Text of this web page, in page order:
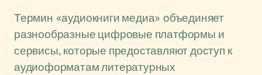
Термин «аудиокниги медиа» объединяет
разнообразные цифровые платформы и
сервисы, которые предоставляют доступ к
аудиоформатам литературных